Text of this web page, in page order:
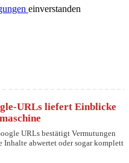
einverstanden
URLs liefert Einblicke
URLs bestätigt Vermutungen
abwertet oder sogar komplett